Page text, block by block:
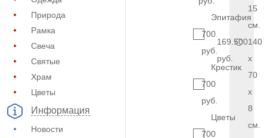
Природа
Рамка
Свеча
Святые
Храм
Цветы
Информация
Новости
Эпитафия
700
руб.
Крестик
700
руб.
Цветы
700
15
см.
169.500
руб.
140
x
70
x
8
см.